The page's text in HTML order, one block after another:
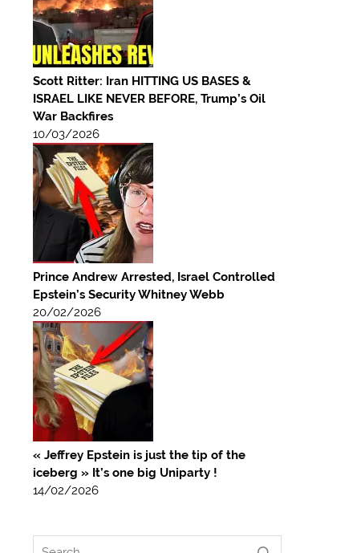
Scott Ritter: Iran HITTING US BASES &
ISRAEL LIKE NEVER BEFORE, Trump’s Oil
War Backfires
10/03/2026
Prince Andrew Arrested, Israel Controlled
Epstein’s Security Whitney Webb
20/02/2026
« Jeffrey Epstein is just the tip of the
iceberg » It’s one big Uniparty !
14/02/2026